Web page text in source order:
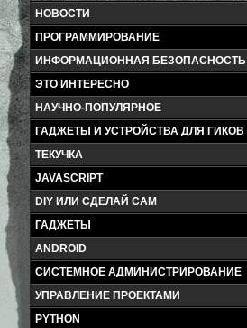
НОВОСТИ
ПРОГРАММИРОВАНИЕ
ИНФОРМАЦИОННАЯ БЕЗОПАСНОСТЬ
ЭТО ИНТЕРЕСНО
НАУЧНО-ПОПУЛЯРНОЕ
ГАДЖЕТЫ И УСТРОЙСТВА ДЛЯ ГИКОВ
ТЕКУЧКА
JAVASCRIPT
DIY ИЛИ СДЕЛАЙ САМ
ГАДЖЕТЫ
ANDROID
СИСТЕМНОЕ АДМИНИСТРИРОВАНИЕ
УПРАВЛЕНИЕ ПРОЕКТАМИ
PYTHON